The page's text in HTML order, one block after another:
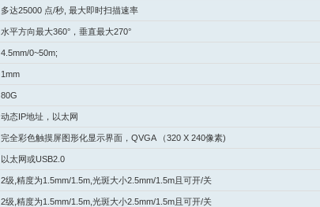
多达25000 点/秒 最大即时扫描速率
水平方向最大360° ，垂直最大270°
4.5mm/0~50m;
1mm
80G
动态IP地址，以太网
完全彩色触摸屏图形化显示界面， QVGA （320 X 240像素)
以太网或USB2.0
2级 精度为1.5mm/1.5m, 光斑大小2.5mm/1.5m且可开/关
2级 精度为1.5mm/1.5m, 光斑大小2.5mm/1.5m且可开/关